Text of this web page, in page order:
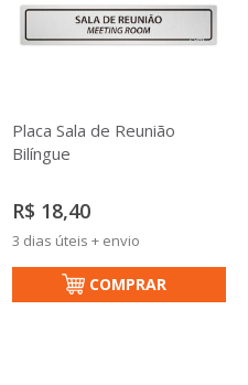
Placa Sala de Reunião
Bilíngue
R$ 18,40
3 dias úteis + envio
COMPRAR